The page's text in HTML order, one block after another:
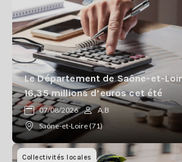
Le Département de Saône-et-
16,35 millions d’euros cet été
07/08/2026
A.B
Saône-et-Loire (71)
Collectivités locales